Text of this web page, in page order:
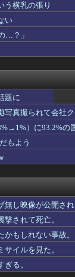
「（俺）...
ムパックはK...
せてい...
・
の時間ヤバい...
多額の納税義...
題 半個室島+...
み漁ってたの...
』『晴れて...
う横乳の張り
い
…？」
題に
写真撮られて会社
）に93.2%の
もよう
し映像が公開され
されて死亡。
もしれない事故。
イルを見た。
る。